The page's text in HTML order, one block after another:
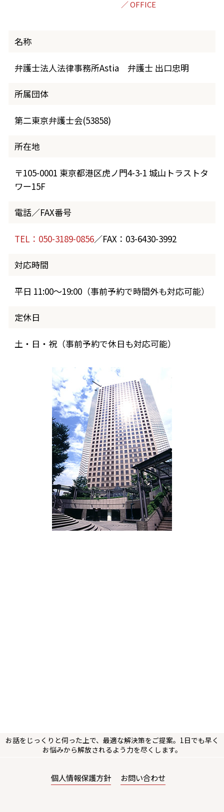
名称
弁護士法人法律事務所Astia 弁護士 出口忠明
所属団体
第二東京弁護士会(53858)
所在地
〒105-0001 東京都港区虎ノ門4-3-1 城山トラストタ
ワー15F
電話／FAX番号
TEL：050-3189-0856／FAX：03-6430-3992
対応時間
平日 11:00～19:00（事前予約で時間外も対応可能）
定休日
土・日・祝（事前予約で休日も対応可能）
お話をじっくりと伺った上で、最適な解決策をご提案。1日でも早く
お悩みから解放されるよう力を尽くします。
個人情報保護方針 お問い合わせ